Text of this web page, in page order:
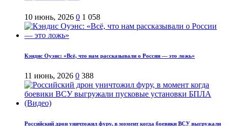
10 июнь, 2026 0 1 058
Кэндис Оуэнс: «Всё, что нам рассказывали о России — это ложь»
11 июнь, 2026 0 388
Российский дрон уничтожил фуру, в момент когда боевики ВСУ выгружали